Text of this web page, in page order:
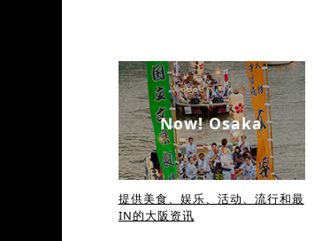
Now! Osaka
提供美食、娱乐、活动、流行和最
IN的大阪资讯